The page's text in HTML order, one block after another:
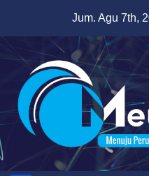
content
Jum. Agu 7th,